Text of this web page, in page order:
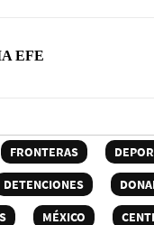
EFE
FRONTERAS
DETENCIONES
MÉXICO